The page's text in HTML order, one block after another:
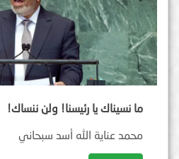
ما نسيناك يا رئيسنا! ولن ننساك!
محمد عناية الله أسد سبحاني